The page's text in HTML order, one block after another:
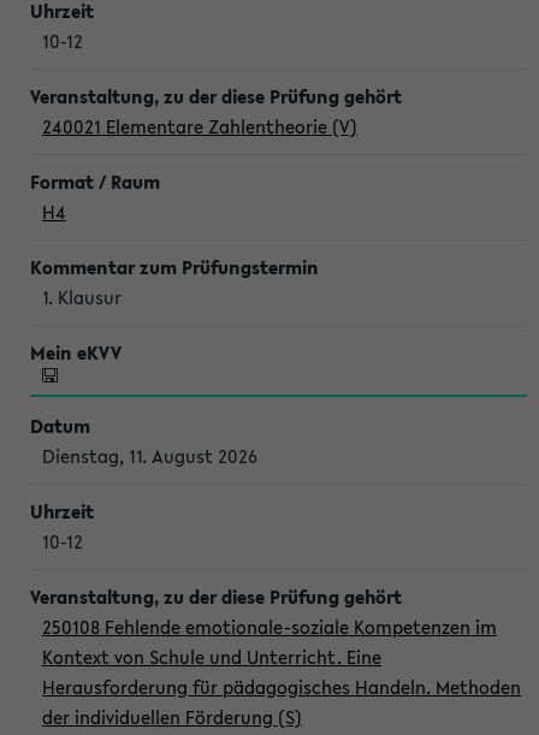
10-12
240021 Elementare Zahlentheorie (V)
H4
1. Klausur
Dienstag, 11. August 2026
10-12
250108 Fehlende emotionale-soziale Kompetenzen im
Kontext von Schule und Unterricht. Eine
Herausforderung für pädagogisches Handeln. Methoden
der individuellen Förderung (S)